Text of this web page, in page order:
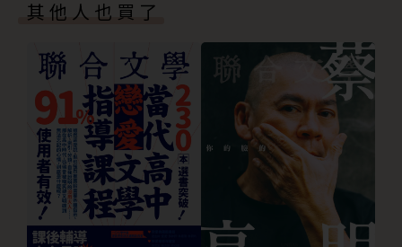
向與輪廓，並試著用多元的方式與工具，把作家、內
容、讀者在這個新時代中，重新串連起來。
我們對電子書的期待，就是我們對《犢》的期待。期許
這一系列的《犢》，也能幫助更多人更清楚的描繪出自
己對「書籍」未來的想像！
其他人也買了